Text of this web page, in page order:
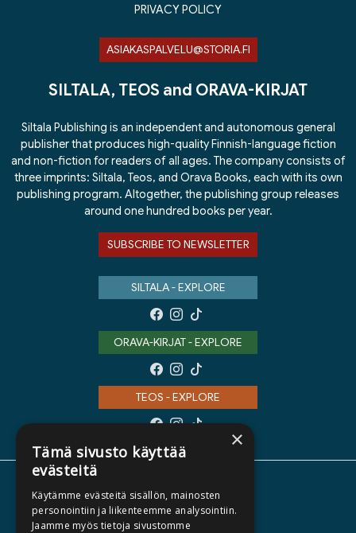
PRIVACY POLICY
ASIAKASPALVELU@STORIA.FI
SILTALA, TEOS and ORAVA-KIRJAT
Siltala Publishing is an independent and autonomous general
publisher that produces high-quality Finnish-language fiction
and non-fiction for readers of all ages. The company consists of
three imprints: Siltala, Teos, and Orava Books, each with its own
publishing program. Altogether, the publishing group releases
around one hundred books per year.
SUBSCRIBE TO NEWSLETTER
SILTALA - EXPLORE
ORAVA-KIRJAT - EXPLORE
TEOS - EXPLORE
ABOUT US
AUTHORS
×
Tämä sivusto käyttää
evästeitä
Käytämme evästeitä sisällön, mainosten
personointiin ja liikenteemme analysointiin.
Jaamme myös tietoja sivustomme